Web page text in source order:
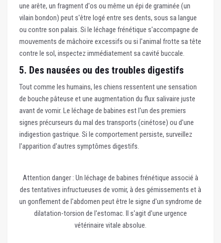
une arête, un fragment d'os ou même un épi de graminée (un
vilain bondon) peut s'être logé entre ses dents, sous sa langue
ou contre son palais. Si le léchage frénétique s'accompagne de
mouvements de mâchoire excessifs ou si l'animal frotte sa tête
contre le sol, inspectez immédiatement sa cavité buccale.
5. Des nausées ou des troubles digestifs
Tout comme les humains, les chiens ressentent une sensation
de bouche pâteuse et une augmentation du flux salivaire juste
avant de vomir. Le léchage de babines est l'un des premiers
signes précurseurs du mal des transports (cinétose) ou d'une
indigestion gastrique. Si le comportement persiste, surveillez
l'apparition d'autres symptômes digestifs.
Attention danger : Un léchage de babines frénétique associé à
des tentatives infructueuses de vomir, à des gémissements et à
un gonflement de l'abdomen peut être le signe d'un syndrome de
dilatation-torsion de l'estomac. Il s'agit d'une urgence
vétérinaire vitale absolue.